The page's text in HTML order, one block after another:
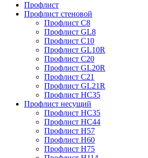
Профлист
Профлист стеновой
Профлист С8
Профлист GL8
Профлист С10
Профлист GL10R
Профлист С20
Профлист GL20R
Профлист С21
Профлист GL21R
Профлист НС35
Профлист несущий
Профлист НС35
Профлист НС44
Профлист Н57
Профлист Н60
Профлист Н75